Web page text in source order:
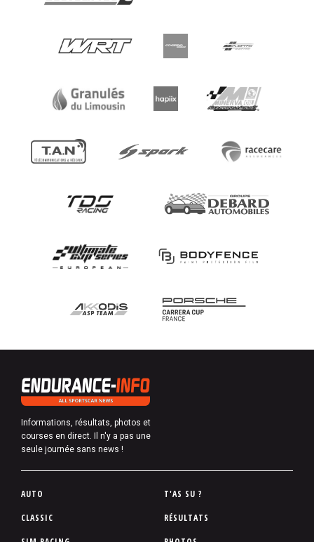
Informations, résultats, photos et
courses en direct. Il n'y a pas une
seule journée sans news !
P
AUTO
CLASSIC
T'AS SU ?
RÉSULTATS